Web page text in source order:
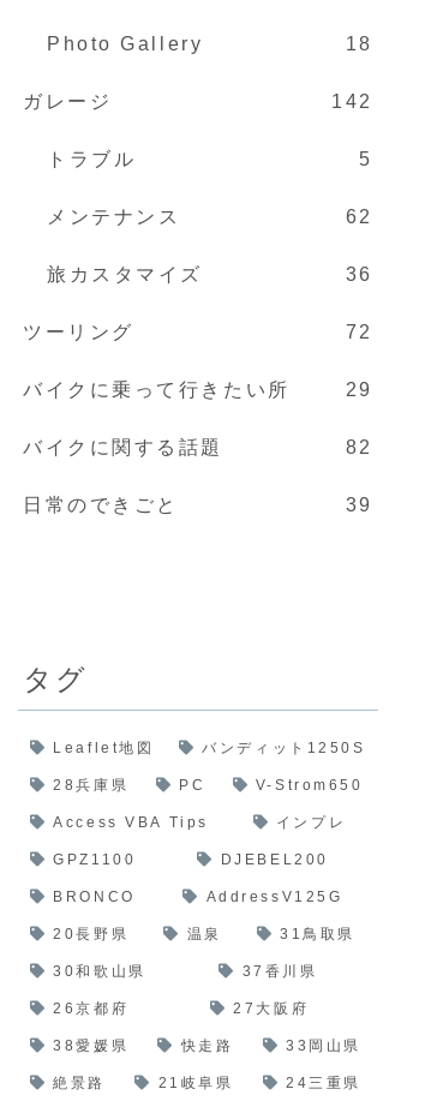
" & _
イ &
Photo Gallery 18
ガレージ 142
トラブル 5
メンテナンス 62
旅カスタマイズ 36
ツーリング 72
バイクに乗って行きたい所 29
バイクに関する話題 82
日常のできごと 39
タグ
Leaflet地図 バンディット1250S
28兵庫県 PC V-Strom650
Access VBA Tips インプレ
GPZ1100 DJEBEL200
BRONCO AddressV125G
20長野県 温泉 31鳥取県
30和歌山県 37香川県
26京都府 27大阪府
38愛媛県 快走路 33岡山県
絶景路 21岐阜県 24三重県